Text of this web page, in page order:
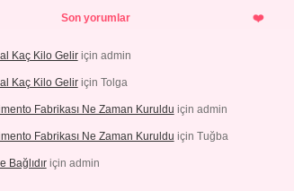
Son yorumlar
Kaç Kilo Geliriçin admin
Kaç Kilo Geliriçin Tolga
Fabrikası Ne Zaman Kuruldu için admin
Fabrikası Ne Zaman Kuruldu için Tuğba
Bağlıdıriçin admin